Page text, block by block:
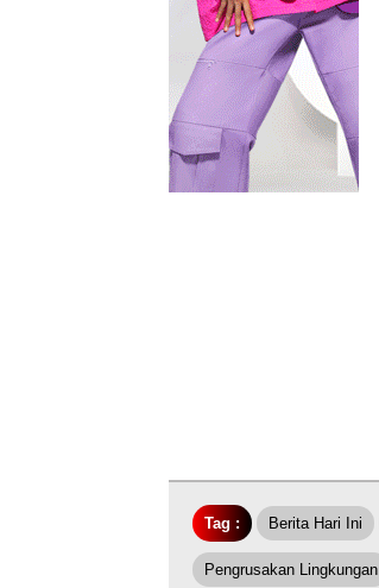
Tag : Berita Hari Ini
Pengrusakan Lingkungan